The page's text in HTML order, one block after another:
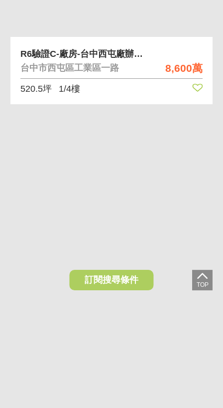
8,600萬
R6驗證C-廠房-台中西屯廠辦-測試勿約
台中市西屯區工業區一路
520.5坪 1/4樓
訂閱搜尋條件